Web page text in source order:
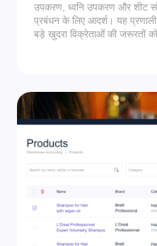
उपकरण, ध्वनि उपकरण और शीट
प्रबंधन के लिए आदर्श। यह
बड़े खुदरा विक्रेताओं की जरूरतों